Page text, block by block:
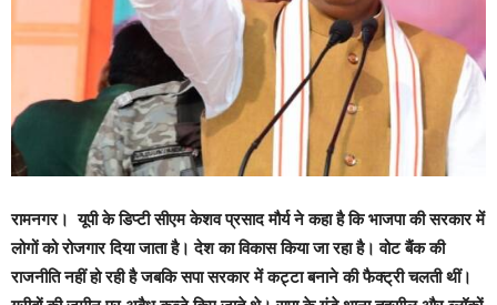
रामनगर। यूपी के डिप्टी सीएम केशव प्रसाद मौर्य ने कहा है कि भाजपा की सरकार में
लोगों को रोजगार दिया जाता है। देश का विकास किया जा रहा है। वोट बैंक की
राजनीति नहीं हो रही है जबकि सपा सरकार में कट्टा बनाने की फैक्ट्री चलती थीं।